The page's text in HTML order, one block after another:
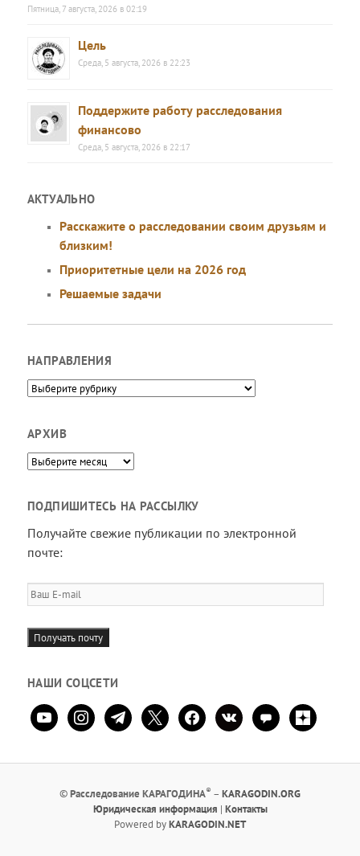
Пятница, 7 августа, 2026 в 02:19
Цель
Среда, 5 августа, 2026 в 22:23
Поддержите работу расследования
финансово
Среда, 5 августа, 2026 в 22:17
АКТУАЛЬНО
Расскажите о расследовании своим друзьям и
близким!
Приоритетные цели на 2026 год
Решаемые задачи
НАПРАВЛЕНИЯ
Направления
АРХИВ
Архив
ПОДПИШИТЕСЬ НА РАССЫЛКУ
Получайте свежие публикации по электронной
почте:
Ваш
E-
mail
Получать почту
НАШИ СОЦСЕТИ
youtubeinstagramtelegram
x facebookvkontaktecomment
zen-
yandex
©Расследование КАРАГОДИНА® – KARAGODIN.ORG
Юридическая информация | Контакты
Powered byKARAGODIN.NET